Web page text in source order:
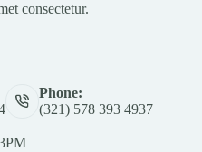
consectetur.
Phone:
(321) 578 393 4937